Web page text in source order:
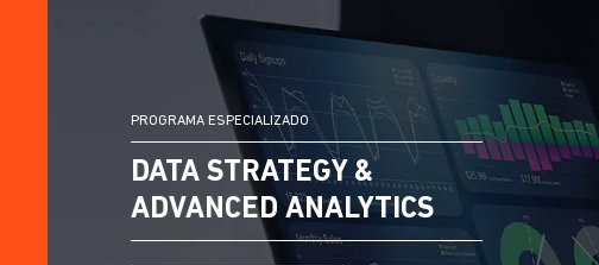
PROGRAMA ESPECIALIZADO
DATA STRATEGY &
ADVANCED ANALYTICS